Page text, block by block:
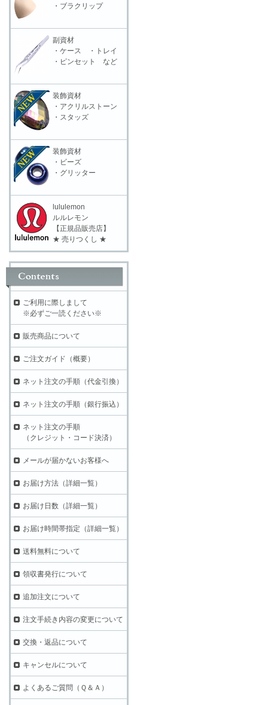
・ブラクリップ
副資材
・ケース ・トレイ
・ピンセット など
装飾資材
・アクリルストーン
・スタッズ
装飾資材
・ビーズ
・グリッター
lululemon
ルルレモン
【正規品販売店】
★ 売りつくし ★
ご利用に際しまして
※必ずご一読ください※
販売商品について
ご注文ガイド（概要）
ネット注文の手順（代金引換）
ネット注文の手順（銀行振込）
ネット注文の手順
（クレジット・コード決済）
メールが届かないお客様へ
お届け方法（詳細一覧）
お届け日数（詳細一覧）
お届け時間帯指定（詳細一覧）
送料無料について
領収書発行について
追加注文について
注文手続き内容の変更について
交換・返品について
キャンセルについて
よくあるご質問（Ｑ＆Ａ）